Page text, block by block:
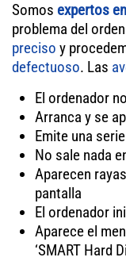
Somos expertos
problema del
preciso y
defectuoso. Las
El ordenador
Arranca y se
Emite una
No sale nada
Aparecen
pantalla
El ordenador
Aparece el
‘SMART Hard